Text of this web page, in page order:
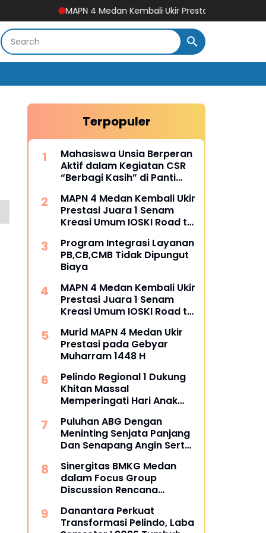
MAPN 4 Medan Kembali Ukir Prestasi Juara 1 Senam Kreasi
Terpopuler
Mahasiswa Unsia Berperan
Aktif dalam Kegiatan CSR
“Berbagi Kasih” di Panti
MAPN 4 Medan Kembali Ukir
Prestasi Juara 1 Senam
Kreasi Umum IOSKI Road to
Program Integrasi Layanan
PB,CB,CMB Tidak Dipungut
Biaya
MAPN 4 Medan Kembali Ukir
Prestasi Juara 1 Senam
Kreasi Umum IOSKI Road to
Murid MAPN 4 Medan Ukir
Prestasi pada Gebyar
Muharram 1448 H
Pelindo Regional 1 Dukung
Khitan Massal
Memperingati Hari Anak
Puluhan ABG Dengan
Meninting Senjata Panjang
Dan Senapang Angin Serta
Sinergitas BMKG Medan
dalam Focus Group
Discussion Rencana
Sumatra Utara
Danantara Perkuat
Transformasi Pelindo, Laba